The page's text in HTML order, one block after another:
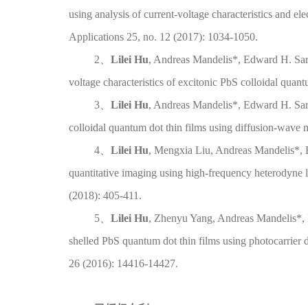
using analysis of current‐voltage characteristics and
Applications 25, no. 12 (2017): 1034-1050.
2、Lilei Hu, Andreas Mandelis*, Edward H.
voltage characteristics of excitonic PbS colloidal
3、Lilei Hu, Andreas Mandelis*, Edward H.
colloidal quantum dot thin films using diffusion-wave
4、Lilei Hu, Mengxia Liu, Andreas Mandelis*,
quantitative imaging using high-frequency
(2018): 405-411.
5、Lilei Hu, Zhenyu Yang, Andreas
shelled PbS quantum dot thin films using
26 (2016): 14416-14427.